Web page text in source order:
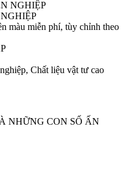
màu miễn phí, tùy chỉnh theo
Chất liệu vật tư cao
NHỮNG CON SỐ ẤN